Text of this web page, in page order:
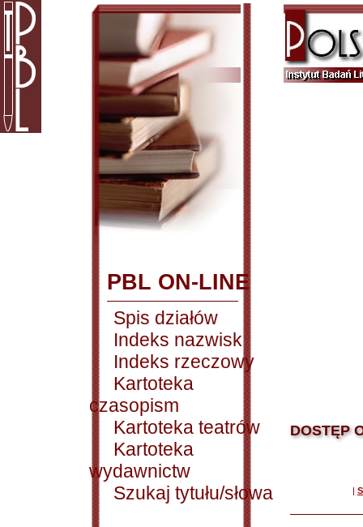
PBL ON-LINE
Spis działów
Indeks nazwisk
Indeks rzeczowy
Kartoteka
czasopism
Kartoteka teatrów
Kartoteka
wydawnictw
Szukaj tytułu/słowa
DOSTĘP
|